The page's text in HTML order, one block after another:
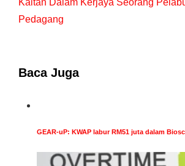
Pedagang
Baca Juga
GEAR-uP: KWAP labur RM51 juta dalam